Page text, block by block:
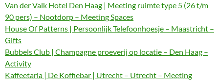
Van der Valk Hotel Den Haag | Meeting ruimte type 5 (26 t/m
90 pers) – Nootdorp – Meeting Spaces
House Of Patterns | Persoonlijk Telefoonhoesje – Maastricht –
Gifts
Bubbels Club | Champagne proeverij op locatie – Den Haag –
Activity
Kaffeetaria | De Koffiebar | Utrecht – Utrecht – Meeting